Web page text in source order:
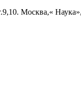
Москва,«